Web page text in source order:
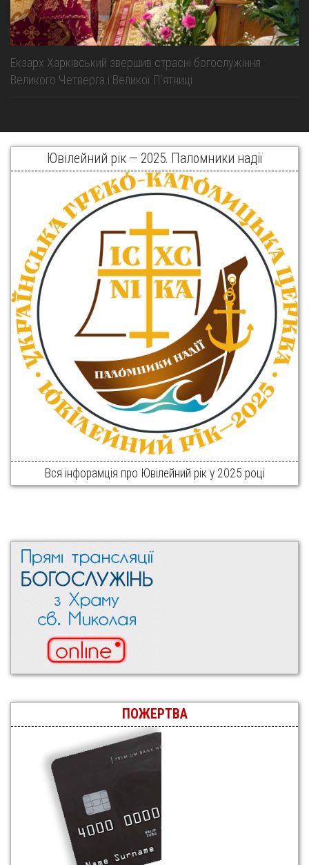
Екзарх Харківський звершив страсні богослужіння
Великого Четверга і Великої Пʼятниці
Ювілейний рік — 2025. Паломники надії
Вся інфорамція про Ювілейний рік у 2025 році
ПОЖЕРТВА